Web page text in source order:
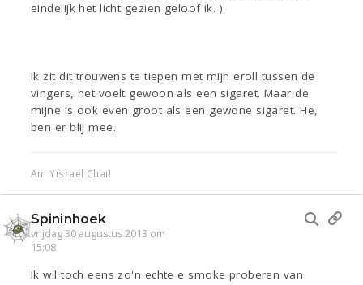
eindelijk het licht gezien geloof ik. )
Ik zit dit trouwens te tiepen met mijn eroll tussen de
vingers, het voelt gewoon als een sigaret. Maar de
mijne is ook even groot als een gewone sigaret. He,
ben er blij mee.
Am Yisrael Chai!
Spininhoek
vrijdag 30 augustus 2013 om
15:08
Ik wil toch eens zo'n echte e smoke proberen van